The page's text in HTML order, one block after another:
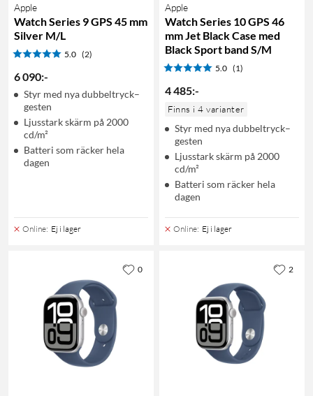
Apple
Watch Series 9 GPS 45 mm
Silver M/L
5.0 (2)
6 090:-
Styr med nya dubbeltryck–
gesten
Ljusstark skärm på 2000
cd/m²
Batteri som räcker hela
dagen
Online: Ej i lager
Apple
Watch Series 10 GPS 46
mm Jet Black Case med
Black Sport band S/M
5.0 (1)
4 485:-
Finns i 4 varianter
Styr med nya dubbeltryck–
gesten
Ljusstark skärm på 2000
cd/m²
Batteri som räcker hela
dagen
Online: Ej i lager
0 2